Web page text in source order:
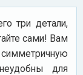
три детали,
сами! Вам
для